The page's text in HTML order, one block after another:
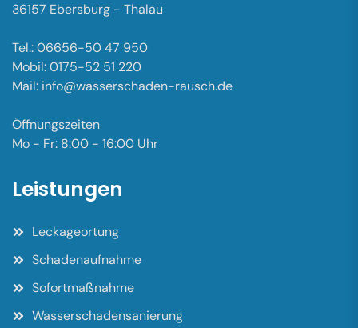
36157 Ebersburg - Thalau
Tel.: 06656-50 47 950
Mobil: 0175-52 51 220
Mail: info@wasserschaden-rausch.de
Öffnungszeiten
Mo - Fr: 8:00 - 16:00 Uhr
Leistungen
Leckageortung
Schadenaufnahme
Sofortmaßnahme
Wasserschadensanierung